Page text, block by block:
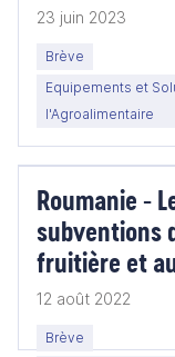
23 juin 2023
Brève
Equipements et
l'Agroalimentaire
Roumanie -
subventions
fruitière et
12 août 2022
Brève